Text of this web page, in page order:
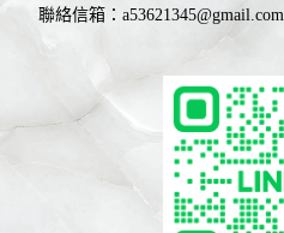
聯絡信箱：a53621345@gmail.com